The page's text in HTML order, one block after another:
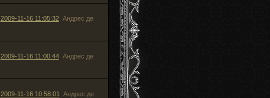
2009-11-16 11:05:32 Андрес де
2009-11-16 11:00:44 Андрес де
2009-11-16 10:58:01
Андрес де